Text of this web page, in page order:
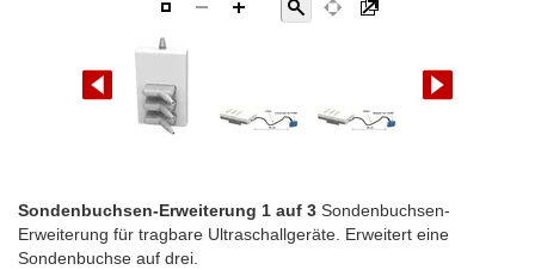
Zum
Anfang
der
Sondenbuchsen-Erweiterung 1 auf 3 Sondenbuchsen-
Erweiterung für tragbare Ultraschallgeräte. Erweitert eine
Sondenbuchse auf drei.